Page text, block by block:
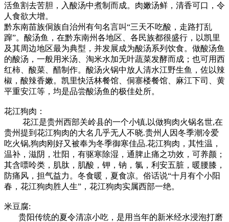
活鱼割去苦胆，入酸汤中煮制而成。肉嫩汤鲜，清香可口，令
人食欲大增。
黔东南苗族侗族自治州有句名言叫“三天不吃酸，走路打乱
蹿”。酸汤鱼，在黔东南州各地区、各民族都很盛行，以凯里
及其周边地区最为典型，并发展成为酸汤系列饮食。做酸汤鱼
的酸汤，一般用米汤、淘米水加无叶蔬菜发酵而成；也可用西
红柿、酸菜、醋制作。酸汤火锅中放人清水江野生鱼，佐以辣
椒，酸辣香嫩。凯里快活林餐馆、侗寨楼餐馆、麻江下司、黄
平重安江等，均是品尝酸汤鱼的极佳处所。
花江狗肉：
花江是贵州西部关岭县的一个小镇,以做狗肉火锅名世,在
贵州提到花江狗肉的大名几乎无人不晓.贵州人因冬季潮冷爱
吃火锅,狗肉刚好又被奉为冬季御寒佳品.花江狗肉，其性温，
温补，滋阴，壮阳，有驱寒除湿，通脾止痛之功效，可养颜；
其含嘌呤类，肌肽，肌酸，钾，钠，氯，利安五脏，暖腰膝，
防痛风，担气益力。冬食暖，夏食凉。俗话说“十月有个小阳
春，花江狗肉胜人生”，花江狗肉实属西部一绝。
米豆腐:
贵阳传统的夏令清凉小吃，是用当年的新米经水浸泡打磨